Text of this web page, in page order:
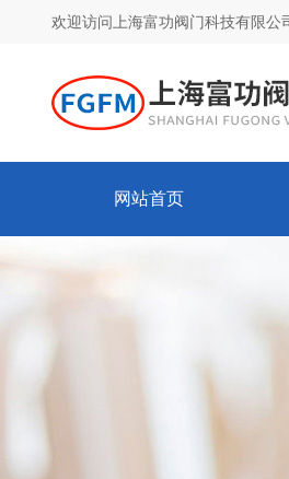
欢迎访问上海富功阀门科技有限公
网站首页